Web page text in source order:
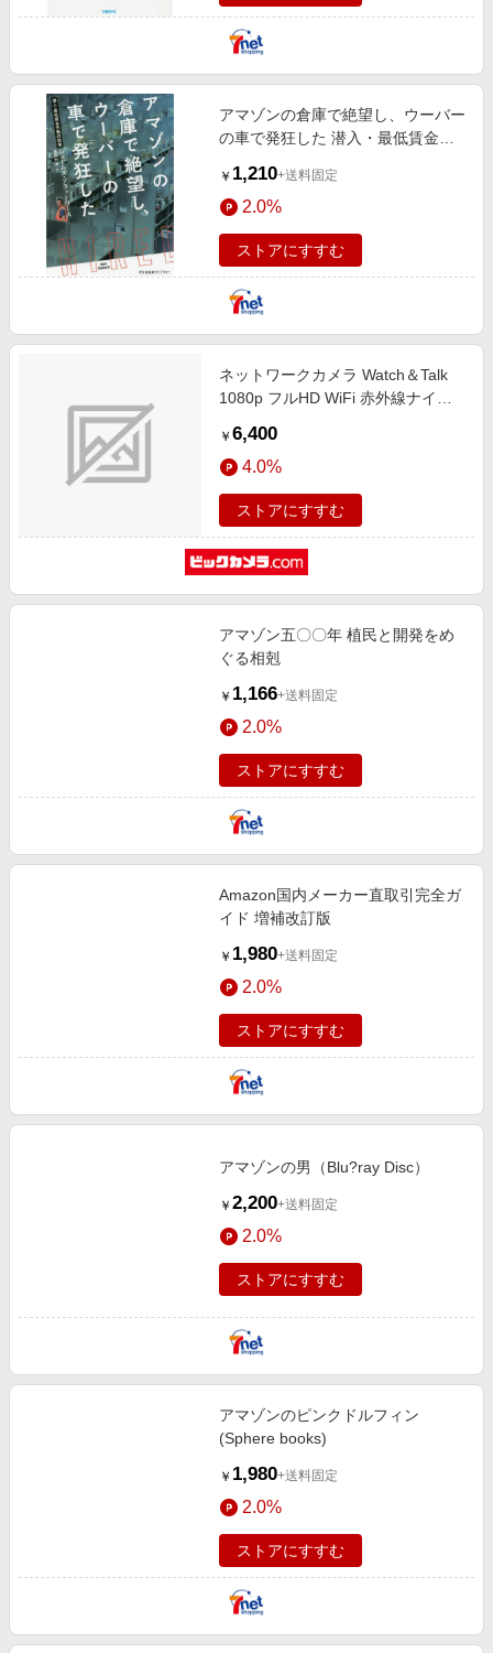
アマゾンの倉庫で絶望し、ウーバー
の車で発狂した 潜入・最低賃金労
￥ 1,210+送料固定
2.0%
ストアにすすむ
ネットワークカメラ Watch＆Talk
1080p フルHD WiFi 赤外線ナイト
カメラ 見守りカメラ ベビーモニタ
ー スマホ連動 Google Home・
Amazon Alexa対応 NIPC-001 [有線
/暗視対応]
￥ 6,400
4.0%
ストアにすすむ
アマゾン五〇〇年 植民と開発をめ
ぐる相剋
￥ 1,166+送料固定
2.0%
ストアにすすむ
Amazon国内メーカー直取引完全ガ
イド 増補改訂版
￥ 1,980+送料固定
2.0%
ストアにすすむ
アマゾンの男（Blu?ray Disc）
￥ 2,200+送料固定
2.0%
ストアにすすむ
アマゾンのピンクドルフィン
(Sphere books)
￥ 1,980+送料固定
2.0%
ストアにすすむ